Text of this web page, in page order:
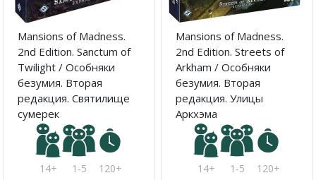
Mansions of Madness.
2nd Edition. Sanctum of
Twilight / Особняки
безумия. Вторая
редакция. Святилище
сумерек
14+ 1-5 120+
Mansions of Madness.
2nd Edition. Streets of
Arkham / Особняки
безумия. Вторая
редакция. Улицы
Аркхэма
14+ 1-5 120+